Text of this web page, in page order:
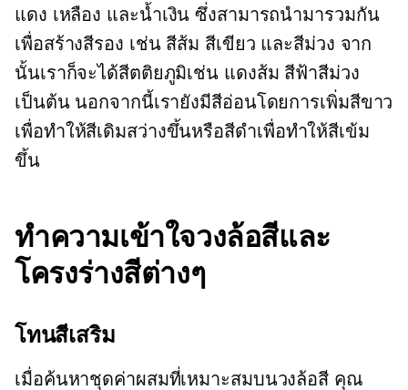
แดง เหลือง และน้ำเงิน ซึ่งสามารถนำมารวมกัน
เพื่อสร้างสีรอง เช่น สีส้ม สีเขียว และสีม่วง จาก
นั้นเราก็จะได้สีตติยภูมิเช่น แดงส้ม สีฟ้าสีม่วง
เป็นต้น นอกจากนี้เรายังมีสีอ่อนโดยการเพิ่มสีขาว
เพื่อทำให้สีเดิมสว่างขึ้นหรือสีดำเพื่อทำให้สีเข้ม
ขึ้น
ทำความเข้าใจวงล้อสีและ
โครงร่างสีต่างๆ
โทนสีเสริม
เมื่อค้นหาชุดค่าผสมที่เหมาะสมบนวงล้อสี คุณ